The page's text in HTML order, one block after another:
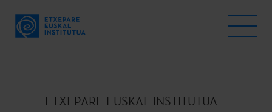
ETXEPARE EUSKAL INSTITUTUA